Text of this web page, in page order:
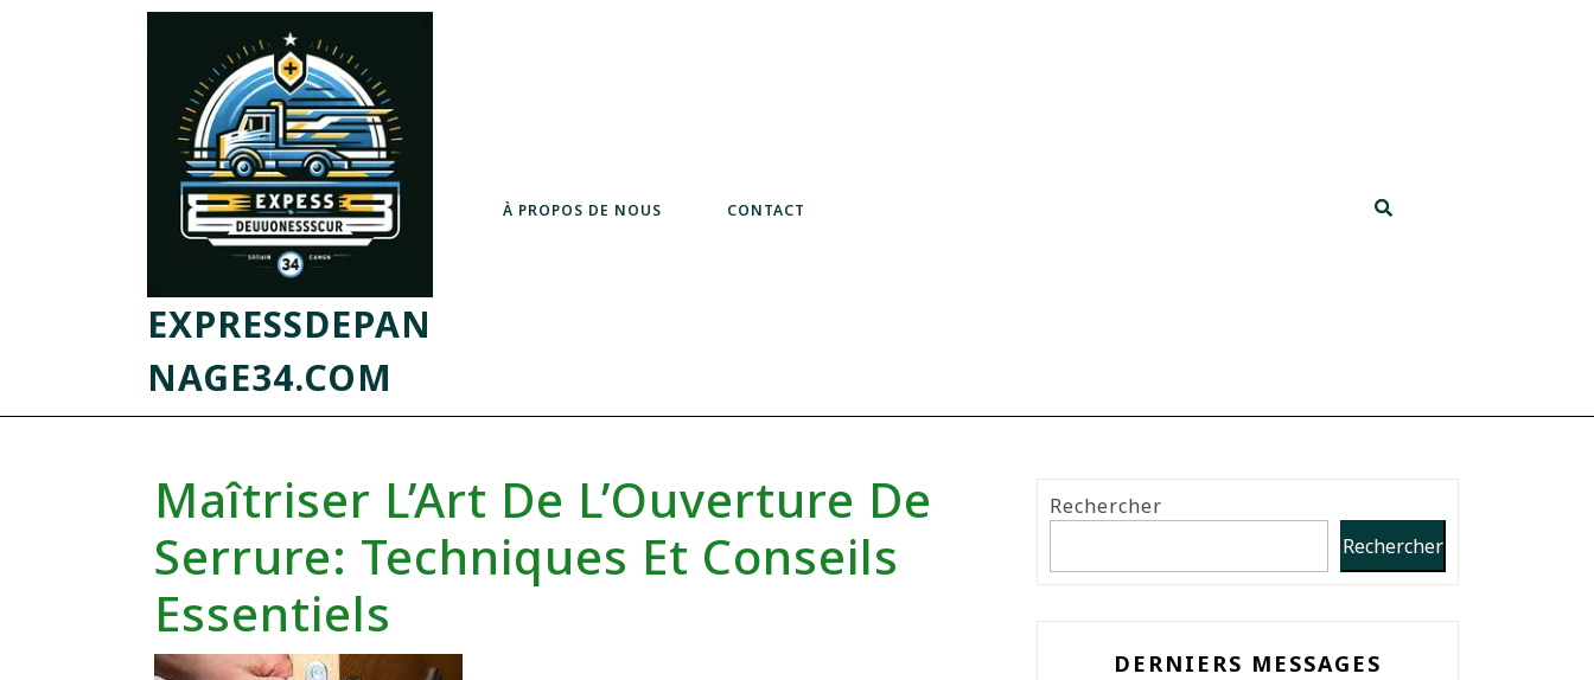
EXPRESSDEPAN
NAGE34.COM
À PROPOS DE NOUS CONTACT
Maîtriser L’Art De L’Ouverture De
Serrure: Techniques Et Conseils
Essentiels
Rechercher
Rechercher
DERNIERS MESSAGES